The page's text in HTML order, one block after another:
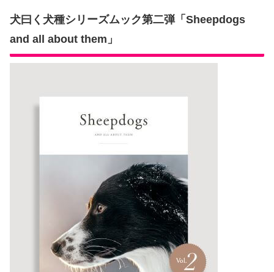
犬曰く犬種シリーズムック第二弾「Sheepdogs
and all about them」